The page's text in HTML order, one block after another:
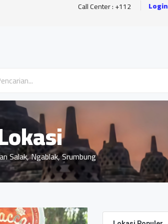
Call Center : +112 Login
Salak, Ngablak, Srumbung